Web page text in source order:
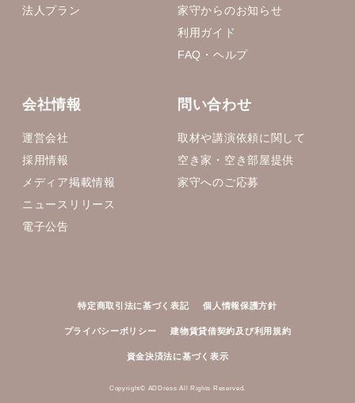
法人プラン
家守からのお知らせ
利用ガイド
FAQ・ヘルプ
会社情報
運営会社
採用情報
メディア掲載情報
ニュースリリース
電子公告
問い合わせ
取材や講演依頼に関して
空き家・空き部屋提供
家守へのご応募
特定商取引法に基づく表記 個人情報保護方針
プライバシーポリシー 建物賃貸借契約及び利用規約
資金決済法に基づく表示
Copyright© ADDress All Rights Reserved.